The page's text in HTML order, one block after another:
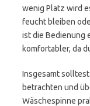
wenig Platz wird
feucht bleiben
ist die Bedienung
komfortabler, da
Insgesamt
betrachten und
Wäschespinne